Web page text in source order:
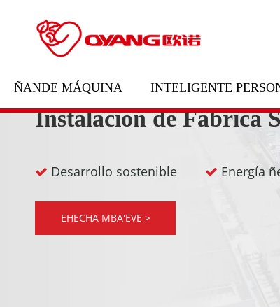
ÑANDE MÁQUINA INTELIGENTE
Instalación de Fábrica
 Desarrollo sostenible  Energía
EHECHA MBA'EVE >